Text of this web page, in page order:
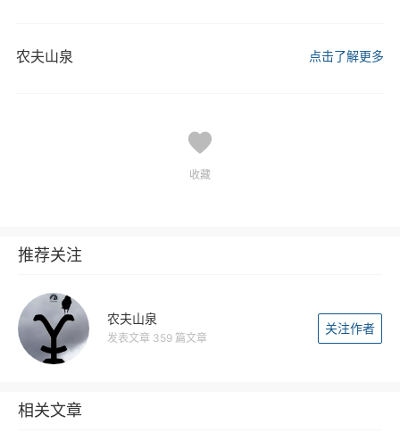
农夫山泉 点击了解更多
收藏
推荐关注
农夫山泉
发表文章 359 篇文章
关注作者
相关文章